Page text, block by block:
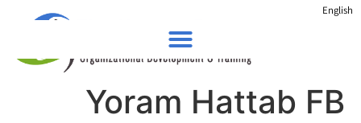
English
Yoram Hattab FB